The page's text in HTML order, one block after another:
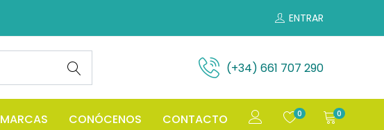
ENTRAR
(+34) 661 707 290
MARCAS CONÓCENOS CONTACTO 0 0